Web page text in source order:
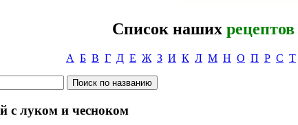
Список наших рецептов
А Б В Г Д Е Ж З И К Л М Н О П Р С Т
с луком и чесноком